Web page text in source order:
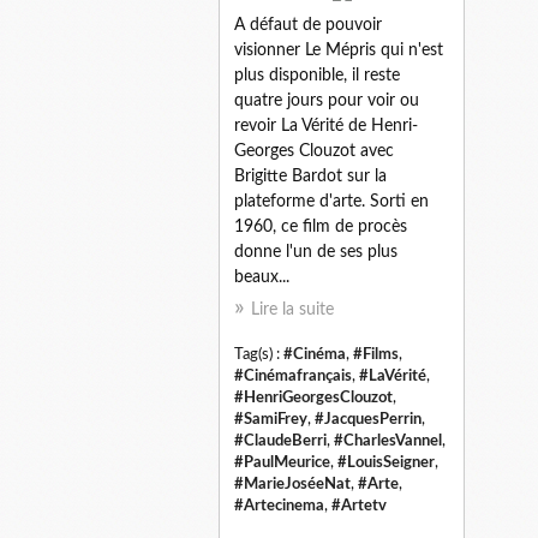
A défaut de pouvoir
visionner Le Mépris qui n'est
plus disponible, il reste
quatre jours pour voir ou
revoir La Vérité de Henri-
Georges Clouzot avec
Brigitte Bardot sur la
plateforme d'arte. Sorti en
1960, ce film de procès
donne l'un de ses plus
beaux...
Lire la suite
Tag(s) : #Cinéma, #Films,
#Cinémafrançais, #LaVérité,
#HenriGeorgesClouzot,
#SamiFrey, #JacquesPerrin,
#ClaudeBerri, #CharlesVannel ,
#PaulMeurice, #LouisSeigner,
#MarieJoséeNat, #Arte,
#Artecinema, #Artetv